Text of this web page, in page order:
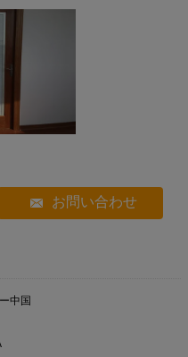
お問い合わせ
中国